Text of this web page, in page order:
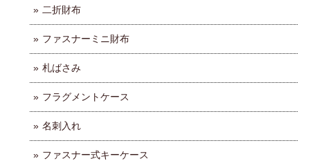
二折財布
ファスナーミニ財布
札ばさみ
フラグメントケース
名刺入れ
ファスナー式キーケース